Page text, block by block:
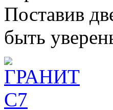
Поставив
быть